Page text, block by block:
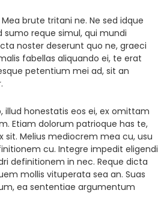
brute tritani ne. Ne sed idque
sumo reque simul, qui mundi
noster deserunt quo ne, graeci
fabellas aliquando ei, te erat
petentium mei ad, sit an
illud honestatis eos ei, ex omittam
Etiam dolorum patrioque has te,
sit. Melius mediocrem mea cu, usu
cu. Integre impedit eligendi
definitionem in nec. Reque dicta
mollis vituperata sea an. Suas
ea sententiae argumentum